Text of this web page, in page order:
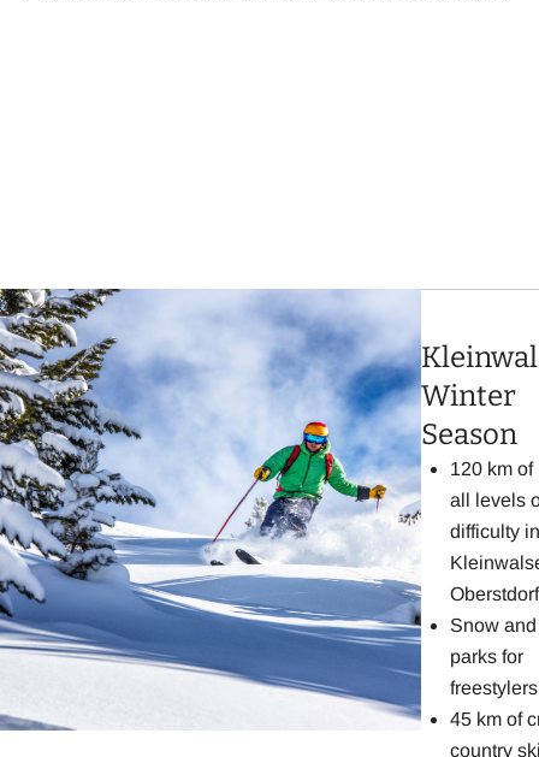
Winter
Season
120 km of
all levels
difficulty
Snow
parks for
freestylers
45 km of
country